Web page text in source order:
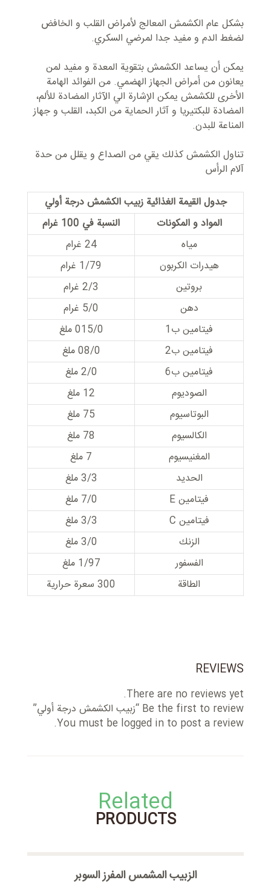
بشکل عام الکشمش المعالج لأمراض القلب و الخافض
لضغط الدم و مفید جدا لمرضي السکري.
یمکن أن یساعد الکشمش بتقویة المعدة و مفید لمن
یعانون من أمراض الجهاز الهضمي. من الفوائد الهامة
الأخرى للکشمش یمکن الإشارة الي الآثار المضادة للألم،
المضادة للبكتيريا و آثار الحماية من الکبد، القلب و جهاز
المناعة للبدن.
تناول الکشمش کذلك یقي من الصداع و یقلل من حدة
آلام الرأس
جدول القیمة الغذائية زبیب الکشمش درجة أولي
المواد و المکونات
النسبة في 100 غرام
مياه
24 غرام
هيدرات الكربون
1/79 غرام
بروتين
2/3 غرام
دهن
5/0 غرام
فيتامين ب1
015/0 ملغ
فيتامين ب2
08/0 ملغ
فيتامين ب6
2/0 ملغ
الصوديوم
12 ملغ
البوتاسيوم
75 ملغ
الكالسيوم
78 ملغ
المغنيسيوم
7 ملغ
الحديد
3/3 ملغ
فيتامين E
7/0 ملغ
فيتامين C
3/3 ملغ
الزنك
3/0 ملغ
الفسفور
1/97 ملغ
الطاقة
300 سعرة حرارية
REVIEWS
There are no reviews yet.
Be the first to review “زبیب الکشمش درجة أولي”
You must be logged in to post a review.
Related
PRODUCTS
الزبیب المشمس المفرز السوبر